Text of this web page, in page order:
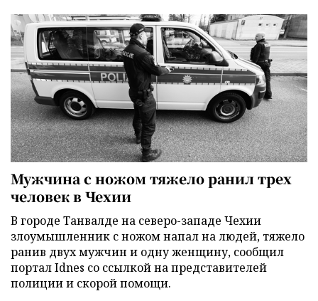
Мужчина с ножом тяжело ранил трех
человек в Чехии
В городе Танвалде на северо-западе Чехии
злоумышленник с ножом напал на людей, тяжело
ранив двух мужчин и одну женщину, сообщил
портал Idnes со ссылкой на представителей
полиции и скорой помощи.